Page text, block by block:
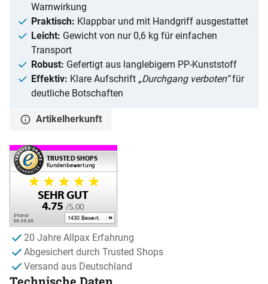
Warnwirkung
Praktisch: Klappbar und mit Handgriff ausgestattet
Leicht: Gewicht von nur 0,6 kg für einfachen
Transport
Robust: Gefertigt aus langlebigem PP-Kunststoff
Effektiv: Klare Aufschrift „Durchgang verboten“für
deutliche Botschaften
Artikelherkunft
20 Jahre Allpax Erfahrung
Abgesichert durch Trusted Shops
Versand aus Deutschland